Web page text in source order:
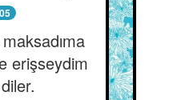
erişseydim